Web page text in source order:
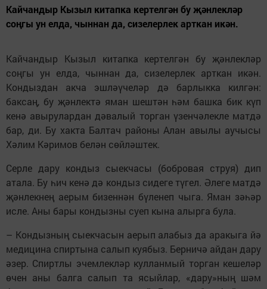
Кайчандыр Кызыл китапка кертелгән бу җәнлекләр
соңгы ун елда, чыннан да, сизелерлек арткан икән.
Кайчандыр Кызыл китапка кертелгән бу җәнлекләр
соңгы ун елда, чыннан да, сизелерлек арткан икән.
Кондыздан акча эшләүчеләр дә барлыкка килгән:
баксаң, бу җәнлектә яман шештән һәм башка бик күп
кенә авырулардан дәвалый торган үзенчәлекле матдә
бар, ди. Бу хакта Балтач районы Алан авылы аучысы
Хәлим Кәримов белән сөйләштек.
Серле дару кондыз сыекчасы (бобровая струя) дип
атала. Бу һич кенә дә кондыз сидеге түгел. Әлеге матдә
җәнлекнең аерым бизеннән бүленеп чыга. Яман зәһәр
исле. Аны бары кондызны суеп кына алырга була.
– Кондызның сыекчасын аерып алабыз да аракыга йә
медицина спиртына салып куябыз. Берничә айдан дару
әзер. Спиртлы эчемлекләр кулланмый торган кешеләр
өчен аны балга салып та ясыйлар, «дару»ның шәм